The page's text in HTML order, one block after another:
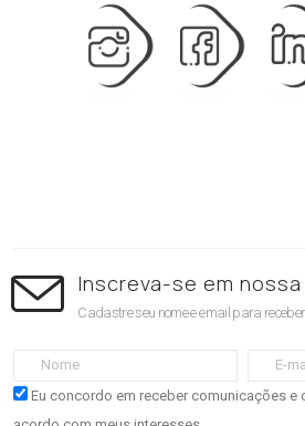
Inscreva-se em
Cadastre seu nome e email para
Eu concordo em receber comunicações